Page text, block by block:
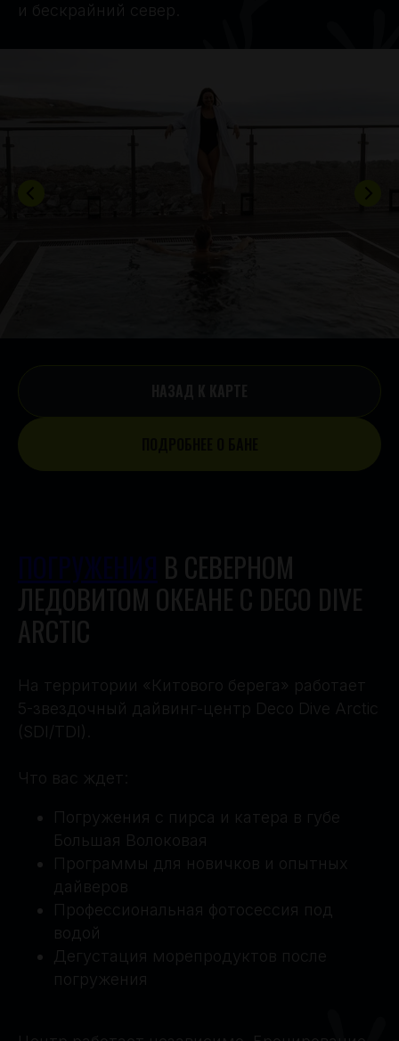
и бескрайний север.
В СЕВЕРНОМ
ЛЕДОВИТОМ ОКЕАНЕ С DECO DIVE
ARCTIC
На территории «Китового берега» работает
5-звездочный дайвинг-центр Deco Dive Arctic
(SDI/TDI).
Что вас ждет:
Погружения с пирса и катера в губе
Большая Волоковая
Программы для новичков и опытных
дайверов
Профессиональная фотосессия под
водой
Дегустация морепродуктов после
погружения